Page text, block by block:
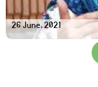
26 June, 2021